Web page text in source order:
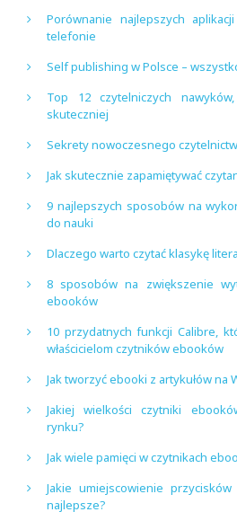
Porównanie najlepszych
telefonie
Self publishing w Polsce –
Top 12 czytelniczych
skuteczniej
Sekrety nowoczesnego
Jak skutecznie zapamiętywać
9 najlepszych sposobów na
do nauki
Dlaczego warto czytać klasykę
8 sposobów na zwiększenie
ebooków
10 przydatnych funkcji Calibre,
właścicielom czytników ebooków
Jak tworzyć ebooki z artykułów na
Jakiej wielkości czytniki
rynku?
Jak wiele pamięci w czytnikach
Jakie umiejscowienie
najlepsze?